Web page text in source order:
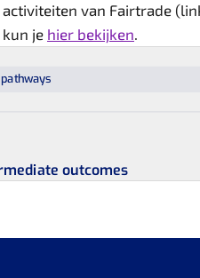
van Fairtrade
kun je hier bekijken.